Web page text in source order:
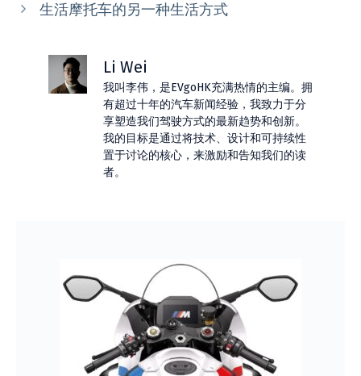
生活摩托车的另一种生活方式
Li Wei
我叫李伟，是EVgoHK充满热情的主编。拥
有超过十年的汽车新闻经验，我致力于分
享塑造我们驾驶方式的最新趋势和创新。
我的目标是通过将技术、设计和可持续性
置于讨论的核心，来激励和告知我们的读
者。